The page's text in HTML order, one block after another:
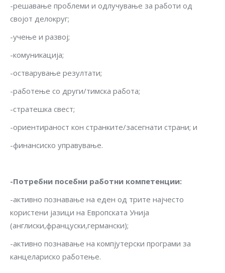
-решавање проблеми и одлучување за работи од
својот делокруг;
-учење и развој;
-комуникација;
-остварување резултати;
-работење со други/тимска работа;
-стратешка свест;
-ориентираност кон странките/засегнати страни; и
-финансиско управување.
-Потребни посебни работни компетенции:
-активно познавање на еден од трите најчесто
користени јазици на Европската Унија
(англиски,француски,германски);
-активно познавање на компјутерски програми за
канцелариско работење.